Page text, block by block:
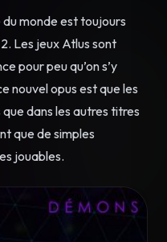
monde est toujours
Les jeux Atlus sont
pour peu qu’on s’y
nouvel opus est que les
dans les autres titres
que de simples
jouables.